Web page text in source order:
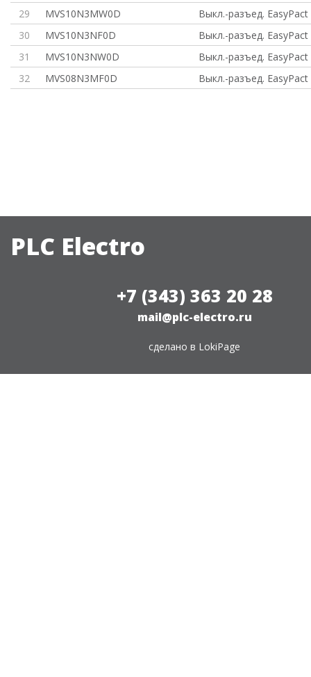
29
MVS10N3MW0D
Выкл.-разъед. EasyPact
30
MVS10N3NF0D
Выкл.-разъед. EasyPact
31
MVS10N3NW0D
Выкл.-разъед. EasyPact
32
MVS08N3MF0D Выкл.-разъед. EasyPact
PLC Electro
+7 (343) 363 20 28
mail@plc-electro.ru
сделано в LokiPage